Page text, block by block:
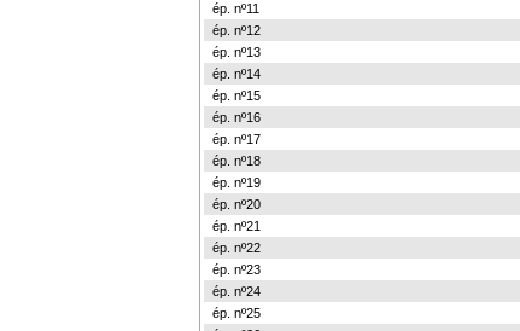
ép. nº11
ép. nº12
ép. nº13
ép. nº14
ép. nº15
ép. nº16
ép. nº17
ép. nº18
ép. nº19
ép. nº20
ép. nº21
ép. nº22
ép. nº23
ép. nº24
ép. nº25